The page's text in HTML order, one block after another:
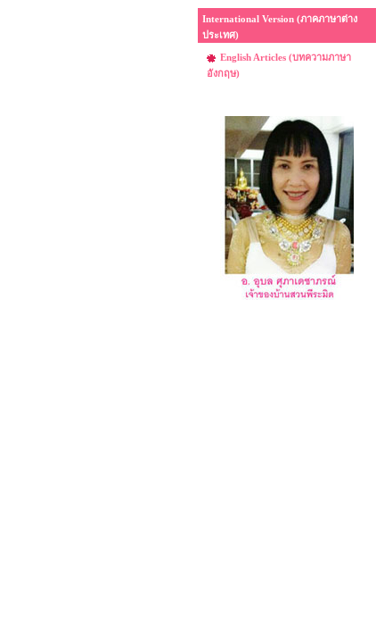
International Version (ภาคภาษาต่าง
ประเทศ)
English Articles (บทความภาษา
อังกฤษ)